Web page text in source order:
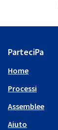
ParteciPa
Home
Processi
Assemblee
Aiuto